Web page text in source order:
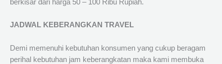
berkisar dari harga 50 – 100 Ribu Rupiah.
JADWAL KEBERANGKAN TRAVEL
Demi memenuhi kebutuhan konsumen yang cukup beragam
perihal kebutuhan jam keberangkatan maka kami membuka